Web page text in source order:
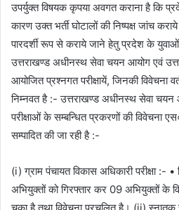
उपर्युक्त विषयक कृपया अवगत कराना है कि
कारण उक्त भर्ती घोटालों की निष्पक्ष जांच कराये
पारदर्शी रूप से कराये जाने हेतु प्रदेश के युवाओं
उत्तराखण्ड अधीनस्थ सेवा चयन आयोग एवं
आयोजित प्रश्नगत परीक्षायें, जिनकी विवेचना
निम्नवत है :- उत्तराखण्ड अधीनस्थ सेवा चयन
परीक्षाओं के सम्बन्धित प्रकरणों की विवेचना
सम्पादित की जा रही है :-
(i) ग्राम पंचायत विकास अधिकारी परीक्षा :- •
अभियुक्तों को गिरफ्तार कर 09 अभियुक्तों के